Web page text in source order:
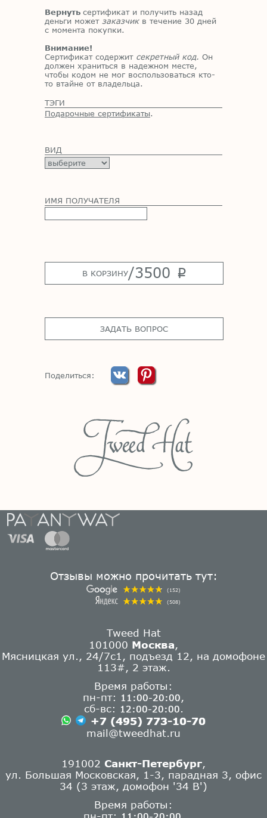
Вернуть сертификат и получить назад
деньги может заказчикв течение 30 дней
с момента покупки.
Внимание!
Сертификат содержит секретный код. Он
должен храниться в надежном месте,
чтобы кодом не мог воспользоваться кто-
то втайне от владельца.
ТЭГИ
Подарочные сертификаты.
ВИД
ИМЯ ПОЛУЧАТЕЛЯ
В КОРЗИНУ/3500 p
ЗАДАТЬ ВОПРОС
Поделиться:
Отзывы можно прочитать тут:
(152)
(508)
Tweed Hat
101000 Москва
Мясницкая ул., 24/7с1, подъезд 12, на домофоне
113#, 2 этаж.
Время работы:
пн-пт:
11:00-20:00
сб-вс:
12:00-20:00
+7 (495) 773-10-70
mail@tweedhat.ru
191002 Санкт-Петербург
ул. Большая Московская, 1-3, парадная 3, офис
34 (3 этаж, домофон '34 В')
Время работы:
пн-пт: